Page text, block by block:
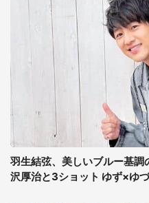
羽生結弦、美しいブルー基
沢厚治と3ショット ゆず×ゆ